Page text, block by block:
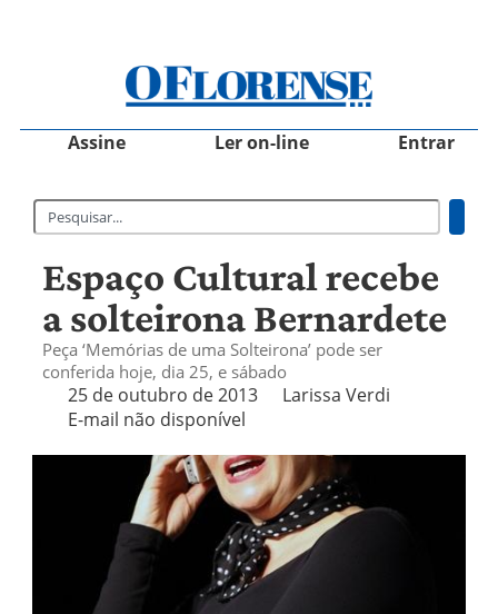
Assine Ler on-line Entrar
Espaço Cultural recebe
a solteirona Bernardete
Peça ‘Memórias de uma Solteirona’ pode ser
conferida hoje, dia 25, e sábado
25 de outubro de 2013
Larissa Verdi
E-mail não disponível